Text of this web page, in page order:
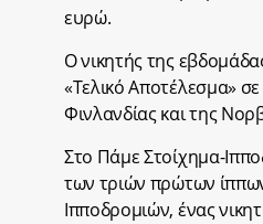
ευρώ.
Ο νικητής της
«Τελικό Αποτέλεσμα»
Φινλανδίας και της
Στο Πάμε Στοίχημα-
των τριών πρώτων
Ιπποδρομιών, ένας